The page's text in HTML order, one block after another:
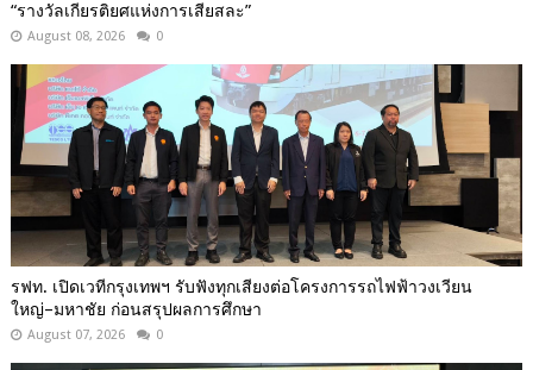
“รางวัลเกียรติยศแห่งการเสียสละ”
August 08, 2026 0
รฟท. เปิดเวทีกรุงเทพฯ รับฟังทุกเสียงต่อโครงการรถไฟฟ้าวงเวียน
ใหญ่–มหาชัย ก่อนสรุปผลการศึกษา
August 07, 2026 0